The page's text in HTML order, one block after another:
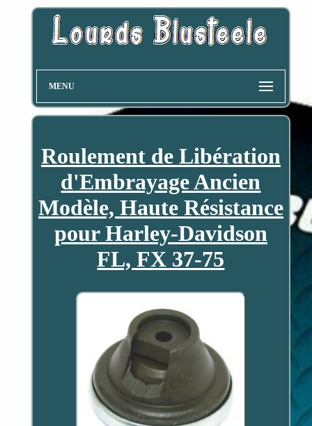
MENU
Roulement de Libération
d'Embrayage Ancien
Modèle, Haute Résistance
pour Harley-Davidson
FL, FX 37-75